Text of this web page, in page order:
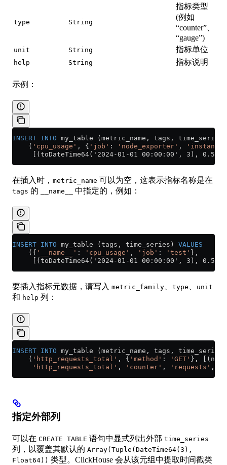
type String
指标类型
(例如
“counter”、
“gauge”)
unit String 指标单位
help String 指标说明
示例：
INSERT INTO my_table (metric_name, tags,
    (
'cpu_usage' , { 'job' : 'node_exporter' ,
'instance'
[(toDateTime64('2024-01-01 00:00:00', 3),
在插入时， metric_name 可以为空，这表示指标名称是在
tags 的 __name__ 中指定的，例如：
INSERT INTO my_table (tags, time_series) VALUES
    ({
'__name__' : 'cpu_usage' , 'job' : 'test' },
     [(toDateTime64('2024-01-01 00:00:00', 3), 0.5)])
要插入指标元数据，请写入 metric_family type unit
和 help 列：
INSERT INTO my_table (metric_name, tags,
    (
'http_requests_total' , { 'method' : 'GET' },
     'http_requests_total'
, 'counter' , 'requests' ,
指定外部列
可以在 CREATE TABLE 语句中显式列出外部 time_series
列，以覆盖其默认的 Array(Tuple(DateTime64(3),
Float64)) 类型。ClickHouse 会从该元组中提取时间戳类